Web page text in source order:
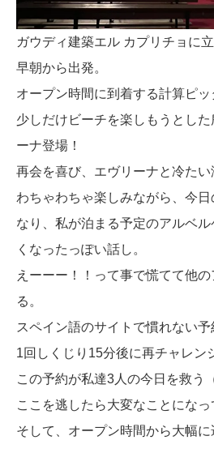
ガウディ建築エル カプリチョに
早朝から出発。
オープン時間に到着する計算ピッ
少しだけビーチを楽しもうとし
ーナ登場！
再会を喜び、エヴリーナと冷たい
わちゃわちゃ楽しみながら、今
なり、私が泊まる予定のアルベ
くなったっぽい話し。
えーーー！！って事で慌てて他
る。
スペイン語のサイトで慣れない予
1回しくじり15分後に再チャレン
この予約が私達3人の今日を救う
ここを逃したら大変なことになっ
そして、オープン時間から大幅に